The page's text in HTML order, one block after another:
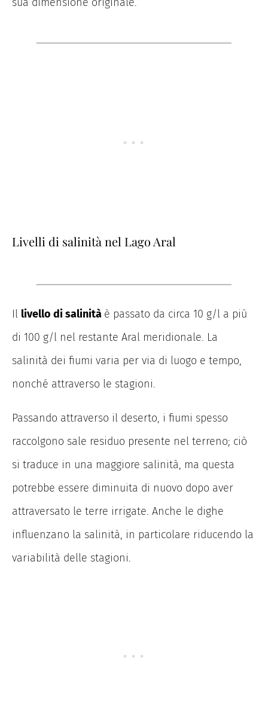
Livelli di salinità nel Lago Aral
Il livello di salinità è passato da circa 10 g/l a più
di 100 g/l nel restante Aral meridionale. La
salinità dei fiumi varia per via di luogo e tempo,
nonché attraverso le stagioni.
Passando attraverso il deserto, i fiumi spesso
raccolgono sale residuo presente nel terreno; ciò
si traduce in una maggiore salinità, ma questa
potrebbe essere diminuita di nuovo dopo aver
attraversato le terre irrigate. Anche le dighe
influenzano la salinità, in particolare riducendo la
variabilità delle stagioni.